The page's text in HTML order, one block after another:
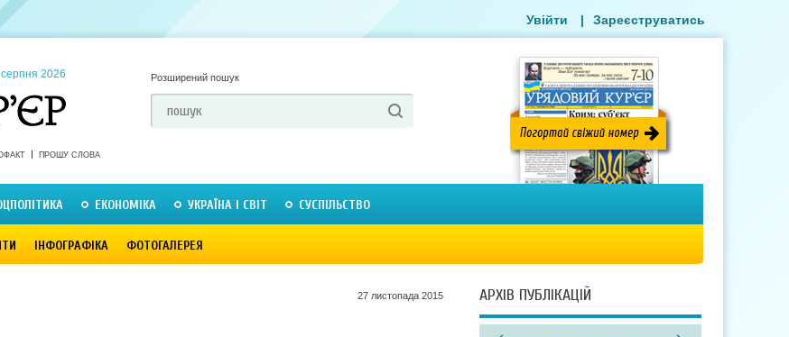
2026 Розширений пошук
ПРОШУ СЛОВА
ЕКОНОМІКА УКРАЇНА І СВІТ СУСПІЛЬСТВО
ІНФОГРАФІКА ФОТОГАЛЕРЕЯ
Увійти | Зареєструватись
27 листопада 2015 АРХІВ ПУБЛІКАЦІЙ